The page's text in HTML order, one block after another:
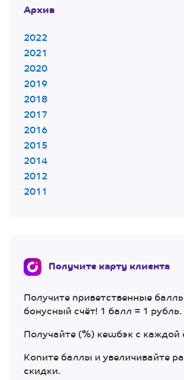
Архив
2022
2021
2020
2019
2018
2017
2016
2015
2014
2012
2011
Получите карту клиента
Получите приветственные
бонусный счёт! 1 балл = 1 рубль.
Получайте (%) кешбэк с
Копите баллы и увеличивайте
скидки.